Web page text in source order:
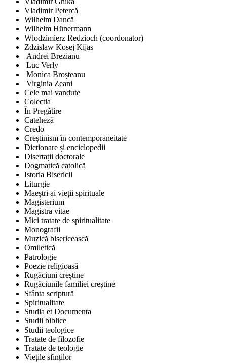
Vladimir Petercă
Wilhelm Dancă
Wilhelm Hünermann
Wlodzimierz Redzioch (coordonator)
Zdzislaw Kosej Kijas
Andrei Brezianu
Luc Verly
Monica Broșteanu
Virginia Zeani
Cele mai vandute
Colectia
În Pregătire
Cateheză
Credo
Creștinism în contemporaneitate
Dicționare și enciclopedii
Disertații doctorale
Dogmatică catolică
Istoria Bisericii
Liturgie
Maeștri ai vieții spirituale
Magisterium
Magistra vitae
Mici tratate de spiritualitate
Monografii
Muzică bisericească
Omiletică
Patrologie
Poezie religioasă
Rugăciuni creștine
Rugăciunile familiei creștine
Sfânta scriptură
Spiritualitate
Studia et Documenta
Studii biblice
Studii teologice
Tratate de filozofie
Tratate de teologie
Viețile sfinților